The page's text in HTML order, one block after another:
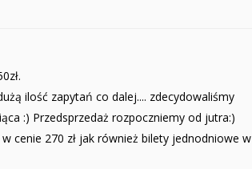
ilość zapytań co dalej.... zdecydowaliśmy
:) Przedsprzedaż rozpoczniemy od jutra:)
cenie 270 zł jak również bilety jednodniowe w